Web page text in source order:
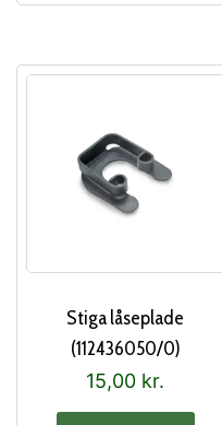
Stiga låseplade
(112436050/0)
15,00 kr.